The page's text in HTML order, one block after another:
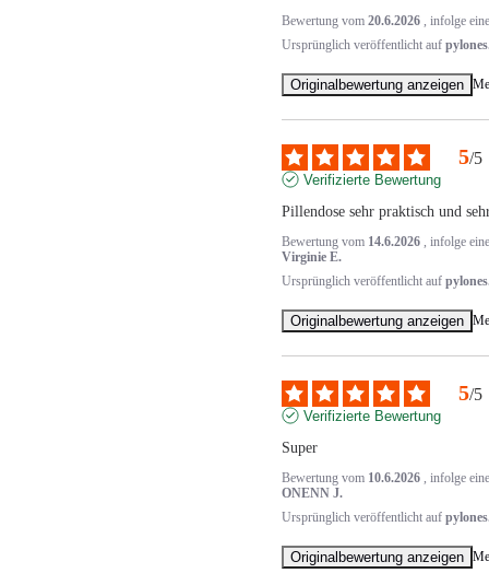
Bewertung vom 20.6.2026 , infolge
Ursprünglich veröffentlicht auf
Originalbewertung anzeigen
5/5
Verifizierte Bewertung
Pillendose sehr praktisch und
Bewertung vom 14.6.2026 , infolge
Virginie E.
Ursprünglich veröffentlicht auf
Originalbewertung anzeigen
5/5
Verifizierte Bewertung
Super
Bewertung vom 10.6.2026 , infolge
ONENN J.
Ursprünglich veröffentlicht auf
Originalbewertung anzeigen